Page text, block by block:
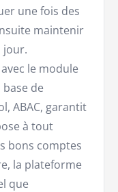
une fois des
maintenir
jour.
le module
de
ABAC, garantit
à tout
bons comptes
la plateforme
que